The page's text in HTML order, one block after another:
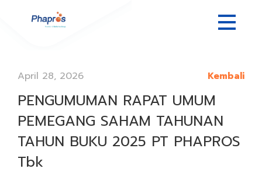
April 28, 2026 Kembali
PENGUMUMAN RAPAT UMUM
PEMEGANG SAHAM TAHUNAN
TAHUN BUKU 2025 PT PHAPROS
Tbk